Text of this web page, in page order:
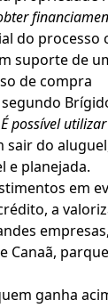
do
suporte de
de compra
possível
sair do
e planejada.
em
a
Canaã,
ganha